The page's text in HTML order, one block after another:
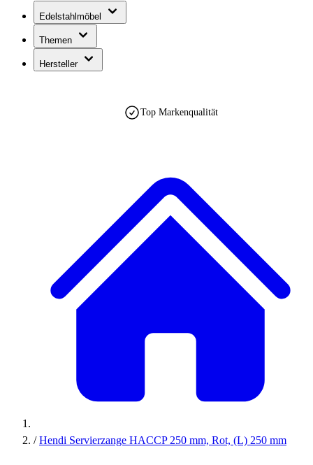
Edelstahlmöbel
Themen
Hersteller
Top Markenqualität
/ Hendi Servierzange HACCP 250 mm, Rot, (L) 250 mm